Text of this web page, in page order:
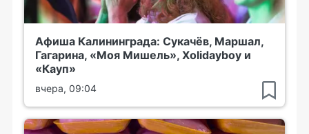
Афиша Калининграда: Сукачёв, Маршал,
Гагарина, «Моя Мишель», Xolidayboy и
«Кауп»
вчера, 09:04